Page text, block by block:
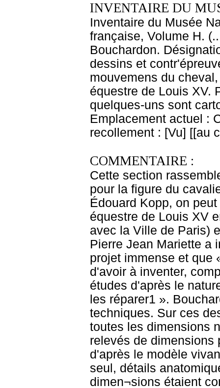
INVENTAIRE DU
Inventaire du Musée
française, Volume H.
Bouchardon.
dessins et
mouvemens du
équestre de Louis XV.
quelques-uns sont
Emplacement actuel :
recollement : [Vu] [[au
COMMENTAIRE :
Cette section
pour la figure du
Édouard Kopp, on
équestre de Louis XV
avec la Ville de Paris)
Pierre Jean Mariette a
projet immense et que
d'avoir à inventer,
études d'après le
les réparer1 ».
techniques. Sur ces
toutes les dimensions
relevés de dimensions
d'après le modèle
seul, détails
dimen¬sions étaient